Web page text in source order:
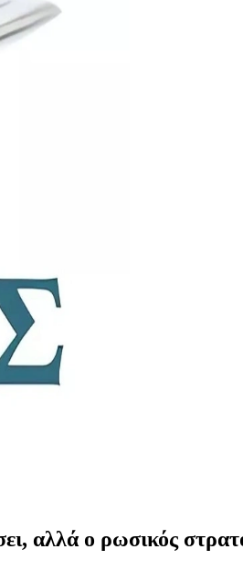
αλλά ο ρωσικός